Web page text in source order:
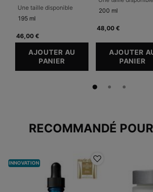
Une taille disponible
195 ml
46,00 €
AJOUTER AU
PANIER SIMPLY CLEAN
200 ml
48,00 €
AJOUTER
PANIER
PDP Slot 1 SectionRECOMMANDÉ
INNOVATION